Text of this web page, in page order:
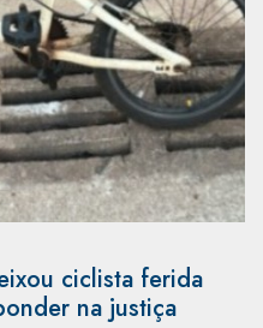
ciclista ferida
na justiça